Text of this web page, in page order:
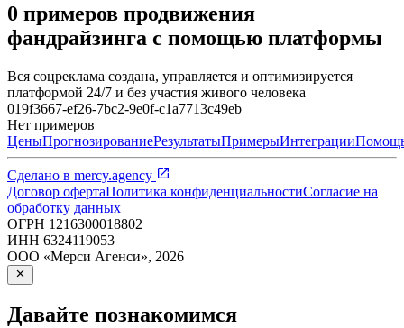
0 примеров продвижения
фандрайзинга с помощью платформы
Вся соцреклама создана, управляется и оптимизируется
платформой 24/7 и без участия живого человека
019f3667-ef26-7bc2-9e0f-c1a7713c49eb
Нет примеров
ЦеныПрогнозированиеРезультатыПримерыИнтеграции
Сделано в mercy.agency
Договор офертаПолитика конфиденциальностиСогласие на
обработку данных
ОГРН 1216300018802
ИНН 6324119053
ООО «Мерси Агенси», 2026
Давайте познакомимся